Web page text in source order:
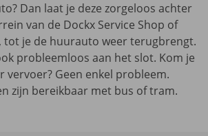
Dan laat je deze zorgeloos achter
van de Dockx Service Shop of
tot je de huurauto weer terugbrengt.
probleemloos aan het slot. Kom je
vervoer? Geen enkel probleem.
zijn bereikbaar met bus of tram.